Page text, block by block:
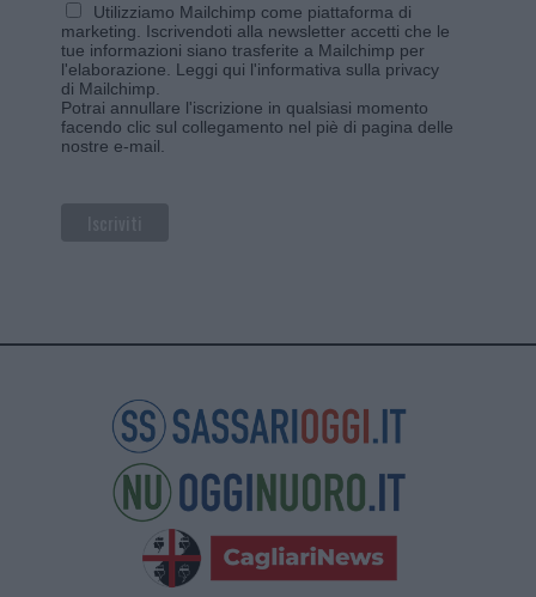
Utilizziamo Mailchimp come piattaforma di
marketing. Iscrivendoti alla newsletter accetti che le
tue informazioni siano trasferite a Mailchimp per
l'elaborazione. Leggi qui l'informativa sulla privacy
di Mailchimp
Potrai annullare l'iscrizione in qualsiasi momento
facendo clic sul collegamento nel piè di pagina delle
nostre e-mail.